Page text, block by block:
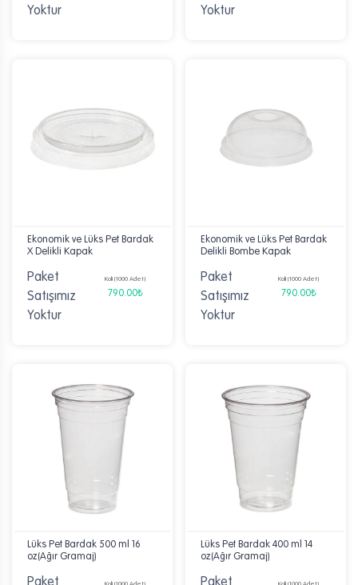
Yoktur
Yoktur
Ekonomik ve Lüks Pet Bardak
X Delikli Kapak
Paket
Satışımız
Yoktur
Koli (1000 Adet)
790.00₺
Ekonomik ve Lüks Pet Bardak
Delikli Bombe Kapak
Paket
Satışımız
Yoktur
Koli (1000 Adet)
790.00₺
Lüks Pet Bardak 500 ml 16
oz(Ağır Gramaj)
Paket Koli (1000 Adet)
Lüks Pet Bardak 400 ml 14
oz(Ağır Gramaj)
Paket Koli (1000 Adet)